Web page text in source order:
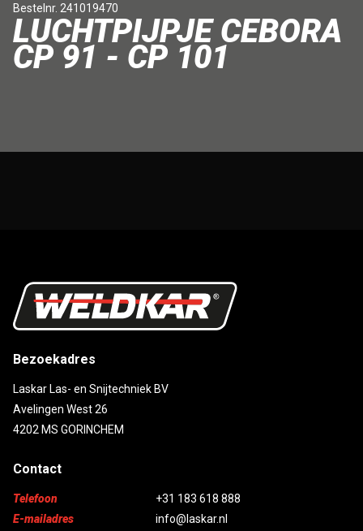
Bestelnr. 241019470
LUCHTPIJPJE CEBORA
CP 91 - CP 101
Bezoekadres
Laskar Las- en Snijtechniek BV
Avelingen West 26
4202 MS GORINCHEM
Contact
Telefoon
+31 183 618 888
E-mailadres
info@laskar.nl